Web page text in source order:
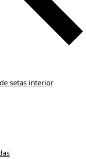
setas interior